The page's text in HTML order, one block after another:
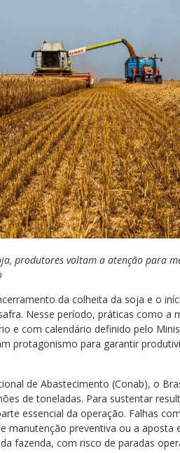
produtores voltam a atenção para
da colheita da soja e o
Nesse período, práticas como a
e com calendário definido pelo
protagonismo para garantir
de Abastecimento (Conab), o
de toneladas. Para sustentar
essencial da operação. Falhas
manutenção preventiva ou a
fazenda, com risco de paradas